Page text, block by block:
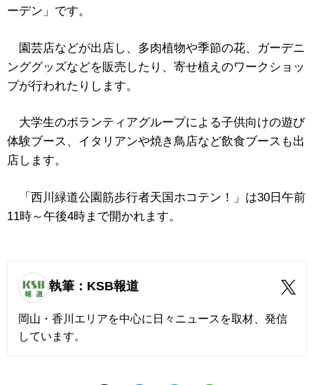
ーデン」です。
園芸店などが出店し、多肉植物や季節の花、ガーデニ
ンググッズなどを販売したり、寄せ植えのワークショッ
プが行われたりします。
大学生のボランティアグループによる子供向けの遊び
体験ブース、イタリアンや焼き鳥店など飲食ブースも出
店します。
「西川緑道公園筋歩行者天国ホコテン！」は30日午前
11時～午後4時まで開かれます。
執筆：KSB報道
岡山・香川エリアを中心に日々ニュースを取材、発信
しています。